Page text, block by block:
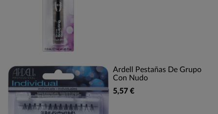
Ardell Pestañas De Grupo
Con Nudo
5,57 €